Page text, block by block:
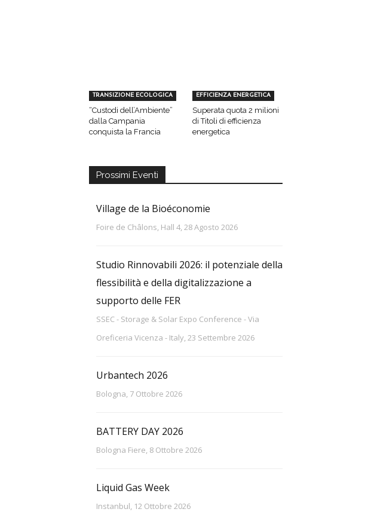
TRANSIZIONE ECOLOGICA
“Custodi dell’Ambiente”
dalla Campania
conquista la Francia
EFFICIENZA ENERGETICA
Superata quota 2 milioni
di Titoli di efficienza
energetica
Prossimi Eventi
Village de la Bioéconomie
Foire de Châlons, Hall 4, 28 Agosto 2026
Studio Rinnovabili 2026: il potenziale della
flessibilità e della digitalizzazione a
supporto delle FER
SSEC - Storage & Solar Expo Conference - Via
Oreficeria Vicenza - Italy, 23 Settembre 2026
Urbantech 2026
Bologna, 7 Ottobre 2026
BATTERY DAY 2026
Bologna Fiere, 8 Ottobre 2026
Liquid Gas Week
Instanbul, 12 Ottobre 2026